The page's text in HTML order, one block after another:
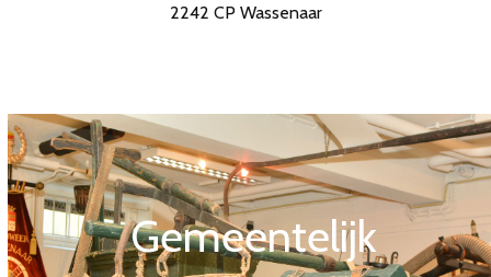
2242 CP Wassenaar
Gemeentelijk